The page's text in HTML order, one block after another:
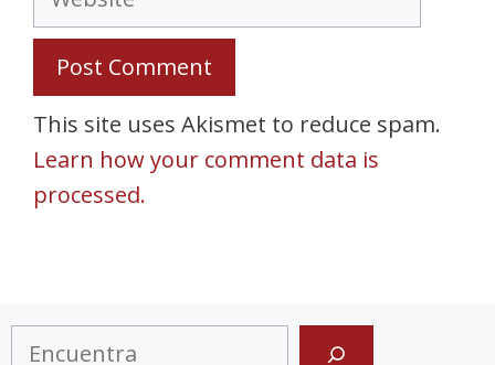
This site uses Akismet to reduce spam.
Learn how your comment data is
processed.
Search